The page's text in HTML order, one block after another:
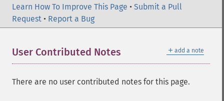
Learn How To Improve This Page • Submit a Pull
Request • Report a Bug
＋ add a note
User Contributed Notes
There are no user contributed notes for this page.